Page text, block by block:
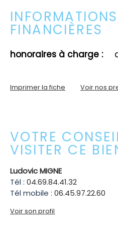
INFORMATIONS
FINANCIÈRES
honoraires à charge :
Imprimer la fiche Voir nos
VOTRE
VISITER CE
Ludovic MIGNE
Tél : 04.69.84.41.32
Tél mobile : 06.45.97.22.60
Voir son profil